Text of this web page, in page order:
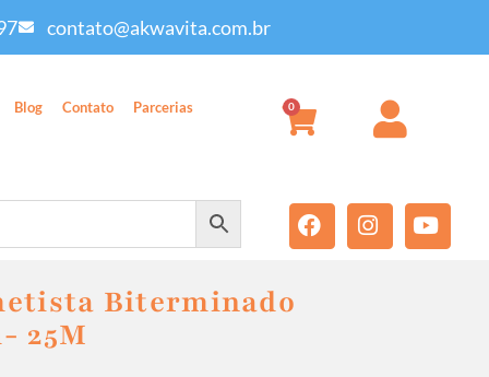
contato@akwavita.com.br
Blog Contato Parcerias 0
Biterminado
25M